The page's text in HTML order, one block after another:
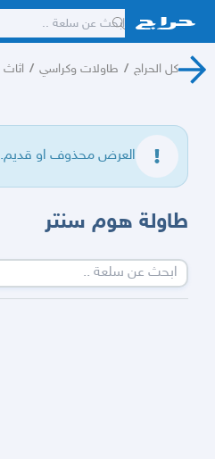
كل الحراج / طاولات وكراسي / اثاث
العرض محذوف او قديم.
طاولة هوم سنتر